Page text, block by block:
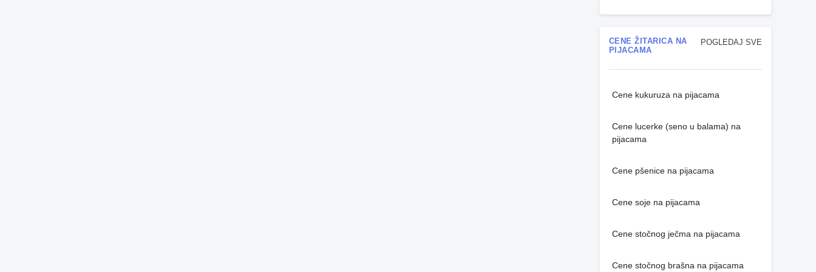
POGLEDAJ SVE
CENE ŽITARICA NA
PIJACAMA
Cene kukuruza na pijacama
Cene lucerke (seno u balama) na
pijacama
Cene pšenice na pijacama
Cene soje na pijacama
Cene stočnog ječma na pijacama
Cene stočnog brašna na pijacama